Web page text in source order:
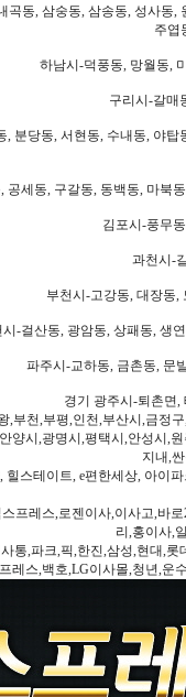
동, 삼숭동, 삼송동, 성사
주엽
하남시-덕풍동, 망월동,
구리시-갈매
분당동, 서현동, 수내동, 야
공세동, 구갈동, 동백동, 마북
김포시-풍무
과천시-
부천시-고강동, 대장동,
시-걸산동, 광암동, 상패동, 생
파주시-교하동, 금촌동, 문
경기 광주시-퇴촌면,
,부천,부평,인천,부산시,금
양시,광명시,평택시,안성시,
지내,
스테이트, e편한세상, 아이
프레스,로젠이사,이사고,바
리,홍이사,
통,파크,픽,한진,삼성,현대,
레스,백호,LG이사몰,청년,운